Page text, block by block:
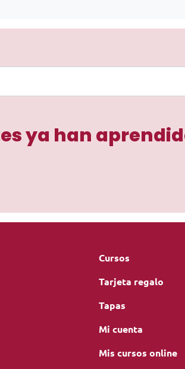
ya han
Cursos
Tarjeta regalo
Tapas
Mi cuenta
Mis cursos online